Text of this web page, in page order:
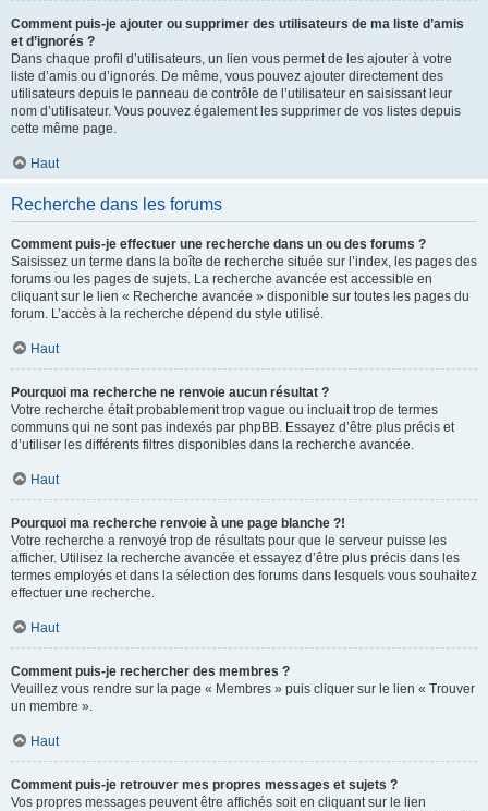
Comment puis-je ajouter ou supprimer des utilisateurs de ma liste d’amis
et d’ignorés ?
Dans chaque profil d’utilisateurs, un lien vous permet de les ajouter à votre
liste d’amis ou d’ignorés. De même, vous pouvez ajouter directement des
utilisateurs depuis le panneau de contrôle de l’utilisateur en saisissant leur
nom d’utilisateur. Vous pouvez également les supprimer de vos listes depuis
cette même page.
Haut
Recherche dans les forums
Comment puis-je effectuer une recherche dans un ou des forums ?
Saisissez un terme dans la boîte de recherche située sur l’index, les pages des
forums ou les pages de sujets. La recherche avancée est accessible en
cliquant sur le lien « Recherche avancée » disponible sur toutes les pages du
forum. L’accès à la recherche dépend du style utilisé.
Haut
Pourquoi ma recherche ne renvoie aucun résultat ?
Votre recherche était probablement trop vague ou incluait trop de termes
communs qui ne sont pas indexés par phpBB. Essayez d’être plus précis et
d’utiliser les différents filtres disponibles dans la recherche avancée.
Haut
Pourquoi ma recherche renvoie à une page blanche ?!
Votre recherche a renvoyé trop de résultats pour que le serveur puisse les
afficher. Utilisez la recherche avancée et essayez d’être plus précis dans les
termes employés et dans la sélection des forums dans lesquels vous souhaitez
effectuer une recherche.
Haut
Comment puis-je rechercher des membres ?
Veuillez vous rendre sur la page « Membres » puis cliquer sur le lien « Trouver
un membre ».
Haut
Comment puis-je retrouver mes propres messages et sujets ?
Vos propres messages peuvent être affichés soit en cliquant sur le lien